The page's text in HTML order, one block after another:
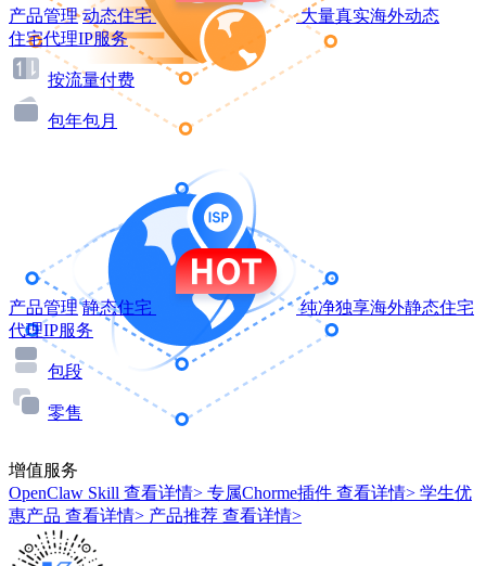
产品管理 动态住宅
大量真实海外动态
住宅代理IP服务
按流量付费
包年包月
产品管理 静态住宅
纯净独享海外静态住宅
代理IP服务
包段
零售
增值服务
OpenClaw Skill 查看详情> 专属Chorme插件 查看详情> 学生优
惠产品 查看详情> 产品推荐 查看详情>